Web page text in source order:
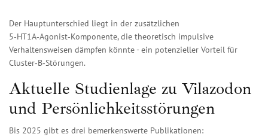
Der Hauptunterschied liegt in der zusätzlichen
5‑HT1A‑Agonist‑Komponente, die theoretisch impulsive
Verhaltensweisen dämpfen könnte - ein potenzieller Vorteil für
Cluster‑B‑Störungen.
Aktuelle Studienlage zu Vilazodon
und Persönlichkeitsstörungen
Bis 2025 gibt es drei bemerkenswerte Publikationen: